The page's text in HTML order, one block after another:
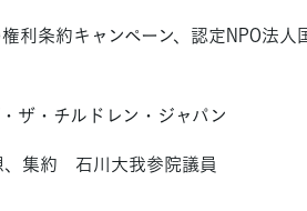
利条約キャンペーン、認定NPO法人
ザ・チルドレン・ジャパン
、集約 石川大我参院議員